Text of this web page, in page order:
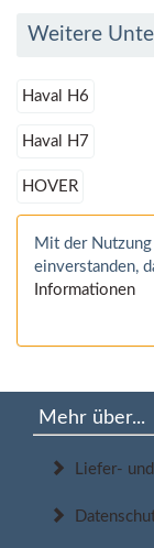
Weitere
Haval H6
Haval H7
HOVER
Mit der
einverstanden,
Informationen
Mehr über...
Liefer-